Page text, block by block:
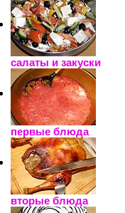
салаты и закуски
первые блюда
вторые блюда